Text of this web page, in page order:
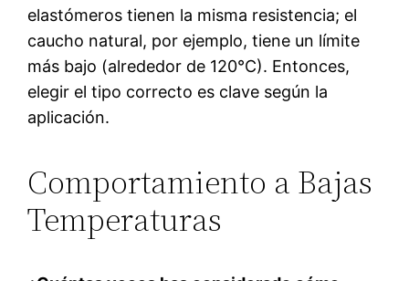
elastómeros tienen la misma resistencia; el
caucho natural, por ejemplo, tiene un límite
más bajo (alrededor de 120°C). Entonces,
elegir el tipo correcto es clave según la
aplicación.
Comportamiento a Bajas
Temperaturas